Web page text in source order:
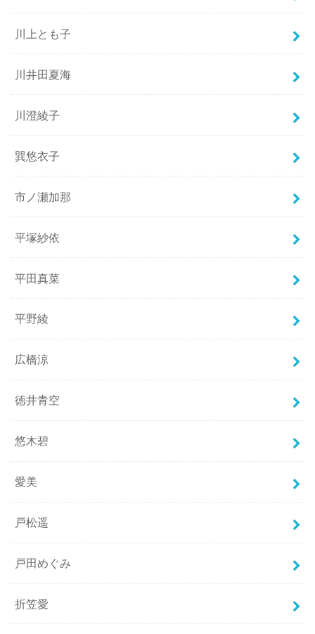
川上とも子
川井田夏海
川澄綾子
巽悠衣子
市ノ瀬加那
平塚紗依
平田真菜
平野綾
広橋涼
徳井青空
悠木碧
愛美
戸松遥
戸田めぐみ
折笠愛